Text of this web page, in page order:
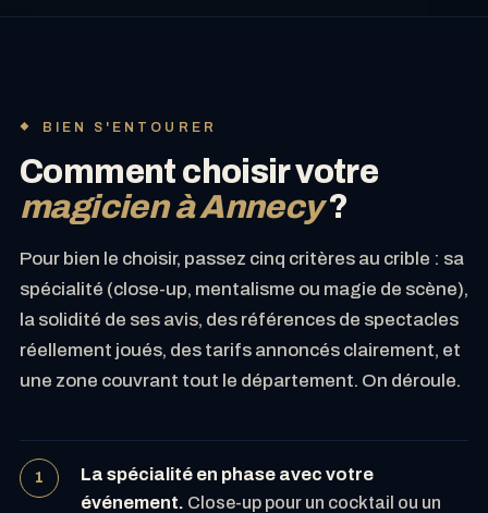
BIEN S'ENTOURER
Comment choisir votre
magicien à Annecy?
Pour bien le choisir, passez cinq critères au crible : sa
spécialité (close-up, mentalisme ou magie de scène),
la solidité de ses avis, des références de spectacles
réellement joués, des tarifs annoncés clairement, et
une zone couvrant tout le département. On déroule.
La spécialité en phase avec votre
événement. Close-up pour un cocktail ou un